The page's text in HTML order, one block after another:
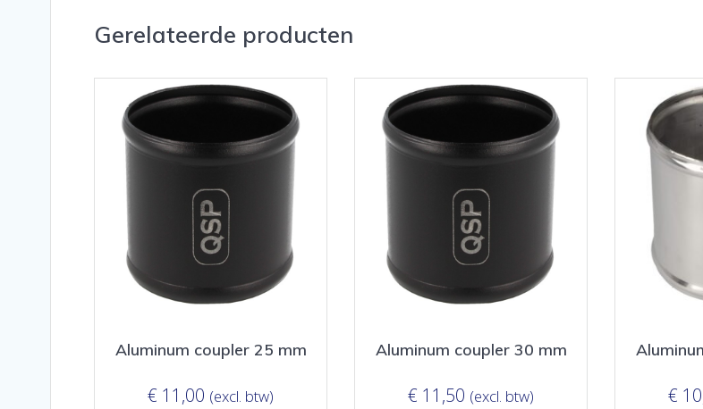
Gerelateerde producten
Aluminum coupler 25 mm
€ 11,00 (excl. btw)
Aluminum coupler 30 mm
€ 11,50 (excl. btw) €